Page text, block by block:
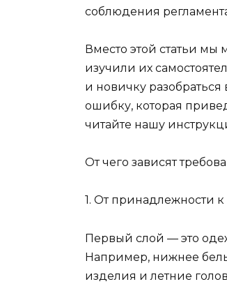
соблюдения
Вместо этой статьи мы
изучили их
и новичку
ошибку, которая
читайте нашу
От чего зависят
1. От принадлежности к
Первый слой — это
Например, нижнее
изделия и летние